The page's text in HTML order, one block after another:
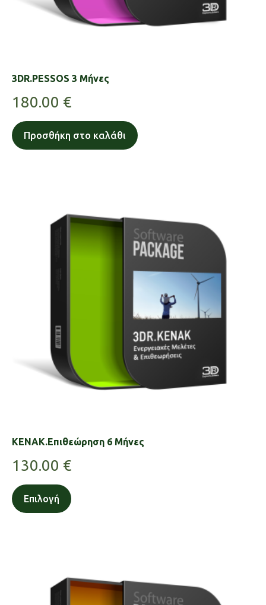
3DR.PESSOS 3 Μήνες
180.00 €
Προσθήκη στο καλάθι
KENAK.Επιθεώρηση 6 Μήνες
130.00 €
Επιλογή